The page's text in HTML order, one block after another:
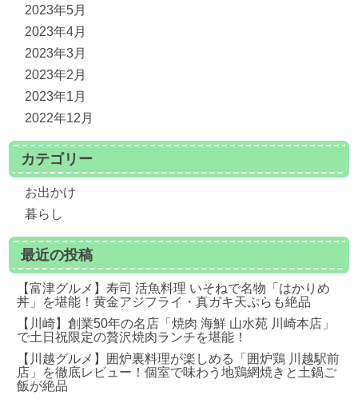
2023年5月
2023年4月
2023年3月
2023年2月
2023年1月
2022年12月
カテゴリー
お出かけ
暮らし
最近の投稿
【富津グルメ】寿司 活魚料理 いそねで名物「はかりめ
丼」を堪能！黄金アジフライ・真ガキ天ぷらも絶品
【川崎】創業50年の名店「焼肉 海鮮 山水苑 川崎本店」
で土日祝限定の贅沢焼肉ランチを堪能！
【川越グルメ】囲炉裏料理が楽しめる「囲炉鶏 川越駅前
店」を徹底レビュー！個室で味わう地鶏網焼きと土鍋ご
飯が絶品